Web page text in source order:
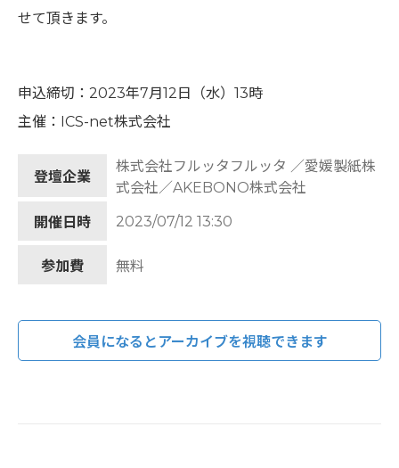
せて頂きます。
申込締切：2023年7月12日（水）13時
主催：ICS-net株式会社
登壇企業
株式会社フルッタフルッタ ／愛媛製紙株
式会社／AKEBONO株式会社
開催日時 2023/07/12 13:30
参加費 無料
会員になるとアーカイブを視聴できます